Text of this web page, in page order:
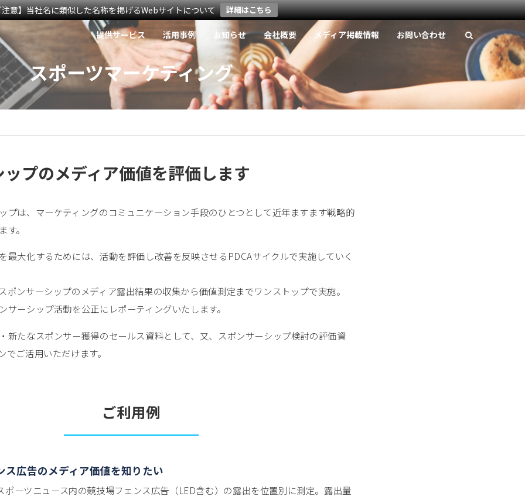
意】当社名に類似した名称を掲げるWebサイトについて 詳細はこちら
提供サービス 活用事例 お知らせ 会社概要 メディア掲載情報 お問い合わせ
スポーツマーケティング
プのメディア価値を評価します
プは、マーケティングのコミュニケーション手段のひとつとして近年ますます戦略的
。
最大化するためには、活動を評価し改善を反映させるPDCAサイクルで実施していく
ポンサーシップのメディア露出結果の収集から価値測定までワンストップで実施。
サーシップ活動を公正にレポーティングいたします。
新たなスポンサー獲得のセールス資料として、又、スポンサーシップ検討の評価資
ご活用いただけます。
ご利用例
ス広告のメディア価値を知りたい
ポーツニュース内の競技場フェンス広告（LED含む）の露出を位置別に測定。露出量